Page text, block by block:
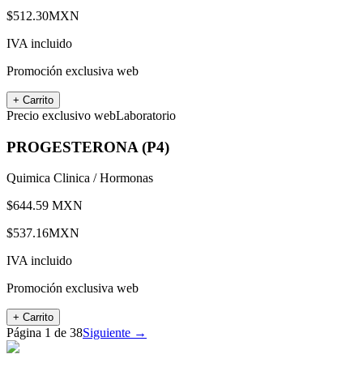
$512.30MXN
IVA incluido
Promoción exclusiva web
+ Carrito
Precio exclusivo webLaboratorio
PROGESTERONA (P4)
Quimica Clinica / Hormonas
$644.59 MXN
$537.16MXN
IVA incluido
Promoción exclusiva web
+ Carrito
Página 1 de 38Siguiente →